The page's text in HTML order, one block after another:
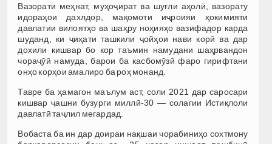
Вазорати меҳнат, муҳоҷират ва шуғли аҳолӣ, вазорату
идораҳои дахлдор, мақомоти иҷроияи ҳокимияти
давлатии вилоятҳо ва шаҳру ноҳияҳо вазифадор карда
шуданд, ки ҷиҳати ташкили ҷойҳои нави корӣ ва дар
дохили кишвар бо кор таъмин намудани шаҳрвандон
чораҷӯӣ намуда, барои ба касбомӯзӣ фаро гирифтани
онҳо корҳои амалиро ба роҳ монанд.
Тавре ба ҳамагон маълум аст, соли 2021 дар саросари
кишвар ҷашни бузурги миллӣ-30 — солагии Истиқлоли
давлатӣ таҷлил мегардад.
Вобаста ба ин дар доираи нақшаи чорабиниҳо сохтмону